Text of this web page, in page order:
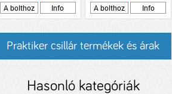
A bolthoz
Info
A bolthoz
Info
Praktiker csillár termékek és árak
Hasonló kategóriák